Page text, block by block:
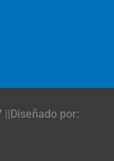
||Diseñado por: